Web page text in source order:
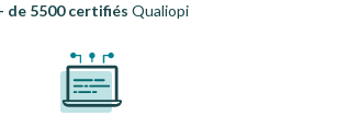
de 5500 certifiés Qualiopi